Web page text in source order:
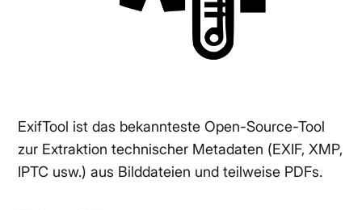
ExifTool ist das bekannteste Open-Source-Tool
zur Extraktion technischer Metadaten (EXIF, XMP,
IPTC usw.) aus Bilddateien und teilweise PDFs.